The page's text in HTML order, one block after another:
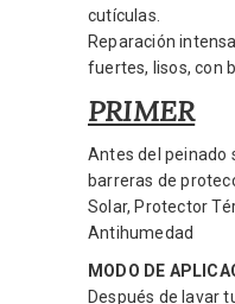
cutículas.
Reparación
fuertes, lisos, con
PRIMER
Antes del peinado
barreras de
Solar, Protector
Antihumedad
MODO DE
Después de lavar